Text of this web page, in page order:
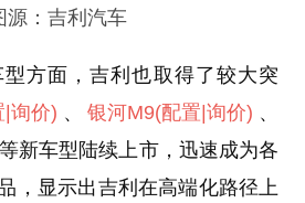
源：吉利汽车
方面，吉利也取得了较大突
|询价) 、银河M9(配置 |询价) 、
等新车型陆续上市，迅速成为各
，显示出吉利在高端化路径上